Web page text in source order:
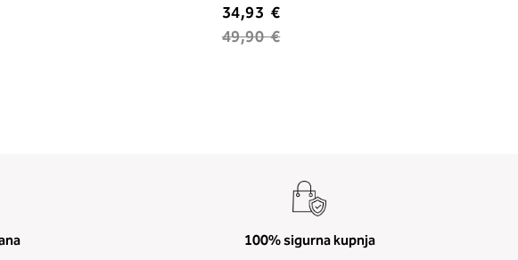
34,93 €
49,90 €
100% sigurna kupnja